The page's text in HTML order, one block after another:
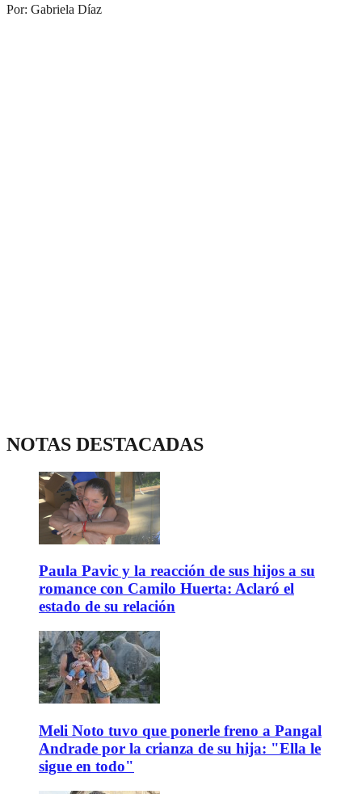
Por: Gabriela Díaz
NOTAS DESTACADAS
Paula Pavic y la reacción de sus hijos a su
romance con Camilo Huerta: Aclaró el
estado de su relación
Meli Noto tuvo que ponerle freno a Pangal
Andrade por la crianza de su hija: "Ella le
sigue en todo"